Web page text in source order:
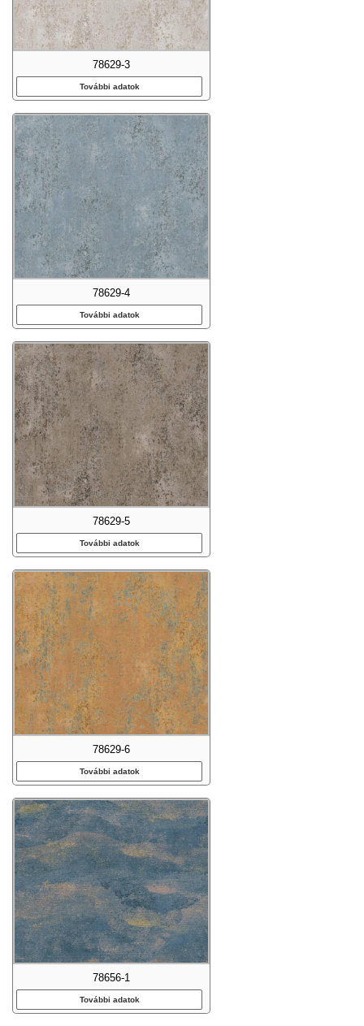
78629-3
További adatok
78629-4
További adatok
78629-5
További adatok
78629-6
További adatok
78656-1
További adatok